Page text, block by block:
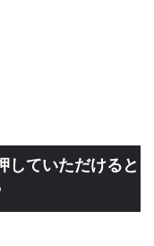
していただけると